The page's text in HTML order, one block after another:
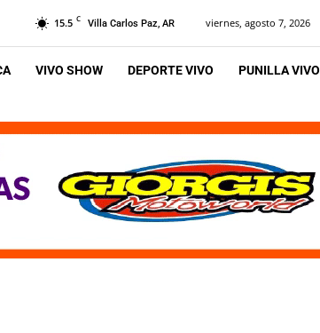
15.5 C Villa Carlos Paz, AR viernes, agosto 7, 2026
VIVO SHOW DEPORTE VIVO PUNILLA VIVO